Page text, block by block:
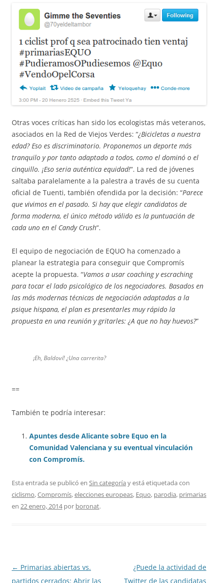
Otras voces críticas han sido los ecologistas más veteranos,
asociados en la Red de Viejos Verdes: “¿Bicicletas a nuestra
edad? Eso es discriminatorio. Proponemos un deporte más
tranquilo y por tanto adaptado a todos, como el dominó o el
cinquillo. ¡Eso seria auténtica equidad!“. La red de jóvenes
saltaba paralelamente a la palestra a través de su cuenta
oficial de Tuenti, también ofendida por la decisión: “Parece
que vivimos en el pasado. Si hay que elegir candidatos de
forma moderna, el único método válido es la puntuación de
cada uno en el Candy Crush“.
El equipo de negociación de EQUO ha comenzado a
planear la estrategia para conseguir que Compromís
acepte la propuesta. “Vamos a usar coaching y escraching
para tocar el lado psicológico de los negociadores. Basados en
las más modernas técnicas de negociación adaptadas a la
psique hispana, el plan es presentarles muy rápido la
propuesta en una reunión y gritarles: ¿A que no hay huevos?”
¡Eh, Baldoví! ¿Una carrerita?
==
También te podría interesar:
Apuntes desde Alicante sobre Equo en la
Comunidad Valenciana y su eventual vinculación
con Compromís.
Esta entrada se publicó en Sin categoría y está etiquetada con
ciclismo,Compromís,elecciones europeas, Equo, parodia, primarias
en 22 enero, 2014por boronat.
Navegación
de
← Primarias abiertas vs.
partidos cerrados: Abrir las
¿Puede la actividad de
Twitter de las candidatas